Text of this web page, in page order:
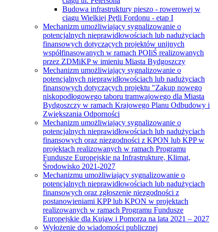
Budowa infrastruktury pieszo - rowerowej w
ciągu Wielkiej Pętli Fordonu - etap I
Mechanizm umożliwiający sygnalizowanie o
potencjalnych nieprawidłowościach lub nadużyciach
finansowych dotyczących projektów unijnych
współfinasowanych w ramach POIiŚ realizowanych
przez ZDMiKP w imieniu Miasta Bydgoszczy
Mechanizm umożliwiający sygnalizowanie o
potencjalnych nieprawidłowościach lub nadużyciach
finansowych dotyczących projektu "Zakup nowego
niskopodłogowego taboru tramwajowego dla Miasta
Bydgoszczy w ramach Krajowego Planu Odbudowy i
Zwiększania Odporności
Mechanizm umożliwiający sygnalizowanie o
potencjalnych nieprawidłowościach lub nadużyciach
finansowych oraz niezgodności z KPON lub KPP w
projektach realizowanych w ramach Programu
Fundusze Europejskie na Infrastrukturę, Klimat,
Środowisko 2021-2027
Mechanizmu umożliwiający sygnalizowanie o
potencjalnych nieprawidłowościach lub nadużyciach
finansowych oraz zgłoszenie niezgodności z
postanowieniami KPP lub KPON w projektach
realizowanych w ramach Programu Fundusze
Europejskie dla Kujaw i Pomorza na lata 2021 – 2027
Wyłożenie do wiadomości publicznej